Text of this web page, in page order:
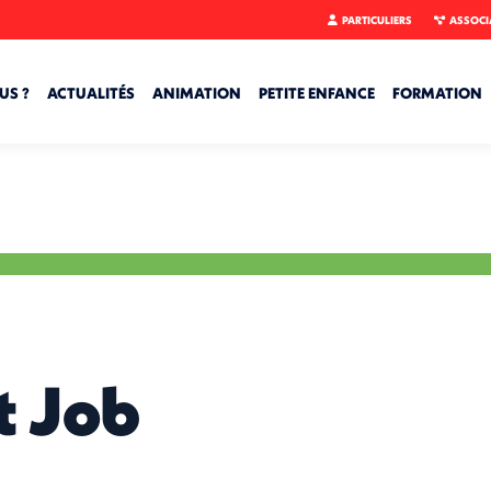
PARTICULIERS
? ACTUALITÉS ANIMATION PETITE ENFANCE FORMATION
Job